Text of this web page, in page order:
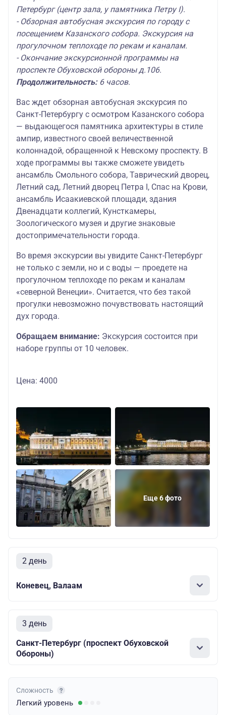
Петербург (центр зала, у памятника Петру I).
- Обзорная автобусная экскурсия по городу с
посещением Казанского собора. Экскурсия на
прогулочном теплоходе по рекам и каналам.
- Окончание экскурсионной программы на
проспекте Обуховской обороны д.106.
Продолжительность: 6 часов.
Вас ждет обзорная автобусная экскурсия по
Санкт-Петербургу с осмотром Казанского собора
— выдающегося памятника архитектуры в стиле
ампир, известного своей величественной
колоннадой, обращенной к Невскому проспекту. В
ходе программы вы также сможете увидеть
ансамбль Смольного собора, Таврический дворец,
Летний сад, Летний дворец Петра I, Спас на Крови,
ансамбль Исаакиевской площади, здания
Двенадцати коллегий, Кунсткамеры,
Зоологического музея и другие знаковые
достопримечательности города.
Во время экскурсии вы увидите Санкт-Петербург
не только с земли, но и с воды — проедете на
прогулочном теплоходе по рекам и каналам
«северной Венеции». Считается, что без такой
прогулки невозможно почувствовать настоящий
дух города.
Обращаем внимание: Экскурсия состоится при
наборе группы от 10 человек.
Цена: 4000
Еще 6 фото
2 день
Коневец, Валаам
3 день
Санкт-Петербург (проспект Обуховской
Обороны)
Сложность
Легкий уровень